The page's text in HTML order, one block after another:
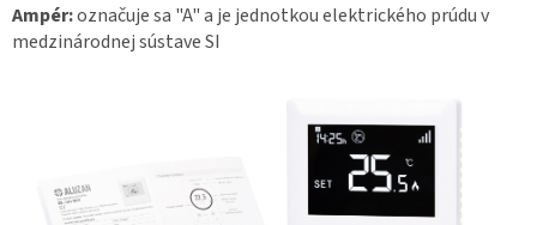
Ampér:označuje sa "A" a je jednotkou elektrického prúdu v
medzinárodnej sústave SI